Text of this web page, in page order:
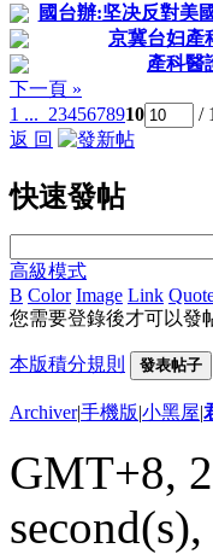
國台辦:坚决反對美
京冀台妇產
產科醫
下一頁 »
1 ... 2345678910
/
返 回
快速發帖
高級模式
B Color Image Link
您需要登錄後才可以發
本版積分規則 發表帖子
Archiver|手機版|小黑屋|
GMT+8,